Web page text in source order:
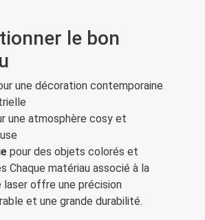
le bon
une décoration contemporaine
une atmosphère cosy et
pour des objets colorés et
Chaque matériau associé à la
laser offre une précision
et une grande durabilité.